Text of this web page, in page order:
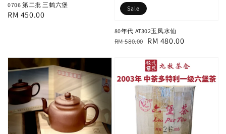
0706 第二批 三鹤六堡
Regular
RM 450.00
Sale
80年代 AT302玉凤水仙
Regular
RM 580.00 Sale
RM 480.00